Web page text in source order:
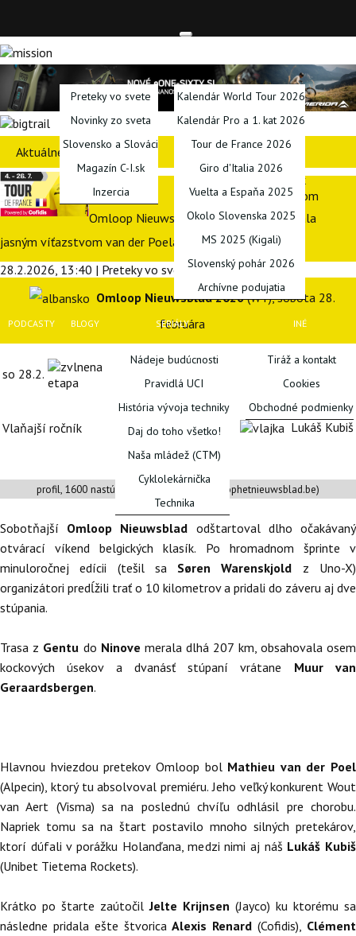
TITULKA
Preteky vo svete
Novinky zo sveta
Slovensko a Slováci
Magazín C-I.sk
Inzercia
Kalendár World Tour 2026
Kalendár Pro a 1. kat 2026
Tour de France 2026
Giro d'Italia 2026
Vuelta a Espaňa 2025
Okolo Slovenska 2025
MS 2025 (Kigali)
Slovenský pohár 2026
Archívne podujatia
PODCASTY BLOGY SERIÁLY
Nádeje budúcnosti
Pravidlá UCI
História vývoja techniky
Daj do toho všetko!
Naša mládež (CTM)
Cyklolekárnička
Technika
INÉ
Tiráž a kontakt
Cookies
Obchodné podmienky
Aktuálne preteky
Omloop Nieuwsblad: klasikárska jar začala
jasným víťazstvom van der Poela
28.2.2026, 13:40 | Preteky vo svete | Jozef Klačan
Omloop Nieuwsblad 2026(WT), sobota 28.
februára
so 28.2.
Gent >
Ninove
208
van der
Poel
Vlaňajší ročník Štartová listina Lukáš Kubiš
profil, 1600 nastúpaných metrov (© omloophetnieuwsblad.be)
Sobotňajší Omloop Nieuwsblad odštartoval dlho očakávaný
otvárací víkend belgických klasík. Po hromadnom šprinte v
minuloročnej edícii (tešil sa Søren Warenskjold z Uno-X)
organizátori predĺžili trať o 10 kilometrov a pridali do záveru aj dve
stúpania.
Trasa z Gentu do Ninovemerala dlhá 207 km, obsahovala osem
kockových úsekov a dvanásť stúpaní vrátane Muur van
Geraardsbergen.
Hlavnou hviezdou pretekov Omloop bol Mathieu van der Poel
(Alpecin), ktorý tu absolvoval premiéru. Jeho veľký konkurent Wout
van Aert (Visma) sa na poslednú chvíľu odhlásil pre chorobu.
Napriek tomu sa na štart postavilo mnoho silných pretekárov,
ktorí dúfali v porážku Holanďana, medzi nimi aj náš Lukáš Kubiš
(Unibet Tietema Rockets).
Krátko po štarte zaútočilJelte Krijnsen (Jayco) ku ktorému sa
následne pridala ešte štvoricaAlexis Renard (Cofidis), Clément